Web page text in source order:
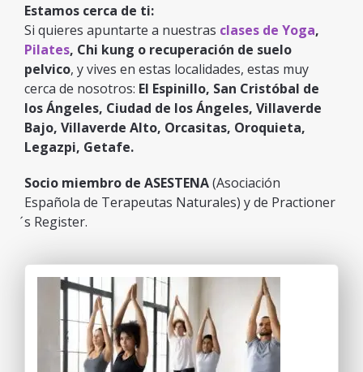
Estamos cerca de ti:
Si quieres apuntarte a nuestras clases de Yoga,
Pilates, Chi kung o recuperación de suelo
pelvico, y vives en estas localidades, estas muy
cerca de nosotros: El Espinillo, San Cristóbal de
los Ángeles, Ciudad de los Ángeles, Villaverde
Bajo, Villaverde Alto, Orcasitas, Oroquieta,
Legazpi, Getafe.
Socio miembro de ASESTENA(Asociación
Española de Terapeutas Naturales) y de Practioner
́s Register.